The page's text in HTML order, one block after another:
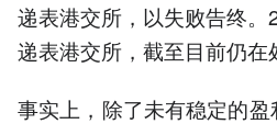
递表港交所，以失败告终
递表港交所，截至目前仍在
事实上，除了未有稳定的